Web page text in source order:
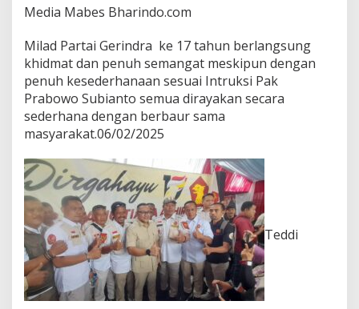
r
T
e
d
i
S
e
t
i
a
d
i
H
a
d
i
r
i
M
i
Media Mabes Bharindo.com
Milad Partai Gerindra ke 17 tahun berlangsung
khidmat dan penuh semangat meskipun dengan
penuh kesederhanaan sesuai Intruksi Pak
Prabowo Subianto semua dirayakan secara
sederhana dengan berbaur sama
masyarakat.06/02/2025
Teddi